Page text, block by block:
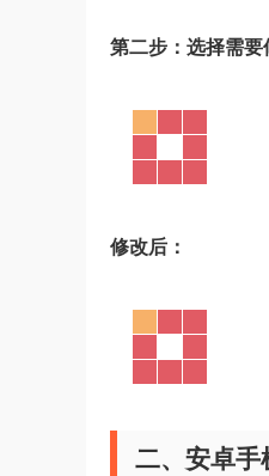
第二步：选择需要
修改后：
二、安卓手